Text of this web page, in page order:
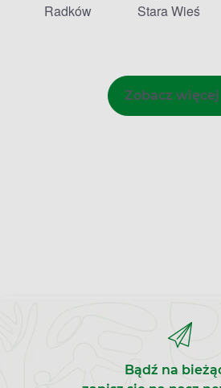
Radków
Stara Wieś
Zobacz więcej
Bądź na